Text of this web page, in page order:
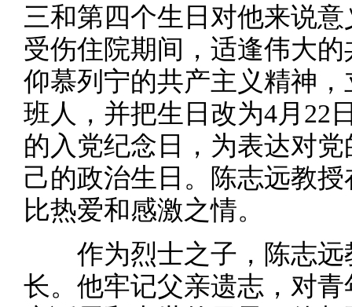
三和第四个生日对他来说
受伤住院期间，适逢伟大
仰慕列宁的共产主义精神
班人，并把生日改为4月22
的入党纪念日，为表达对
己的政治生日。陈志远教
比热爱和感激之情。
作为烈士之子，陈志远
长。他牢记父亲遗志，对